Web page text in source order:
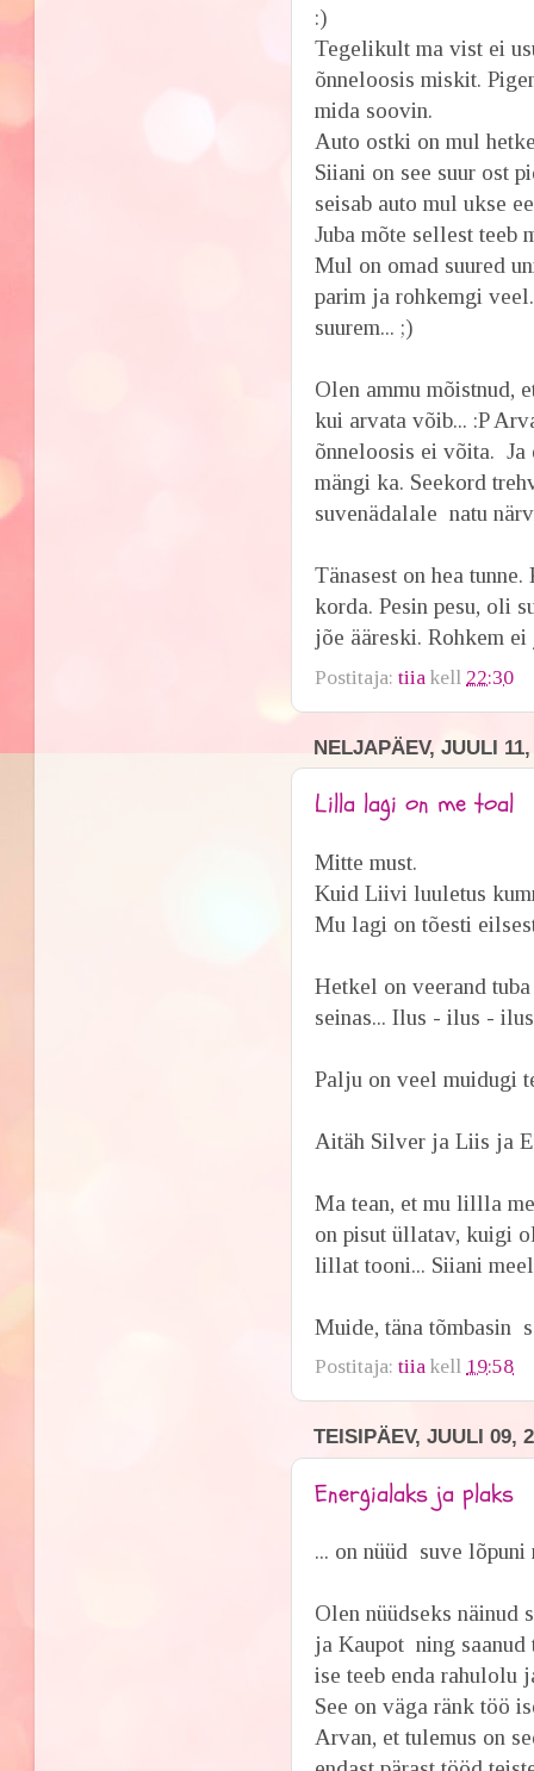
:)
Tegelikult ma vist ei
õnneloosis miskit.
mida soovin.
Auto ostki on mul
Siiani on see suur ost
seisab auto mul ukse
Juba mõte sellest
Mul on omad suured
parim ja rohkemgi
suurem... ;)
Olen ammu mõistnud,
kui arvata võib... :P
õnneloosis ei võita. Ja
mängi ka. Seekord
suvenädalale natu
Tänasest on hea
korda. Pesin pesu, oli
jõe ääreski. Rohkem
Postitaja:tiia kell 22:30
NELJAPÄEV, JUULI
Lilla lagi on me toal
Mitte must.
Kuid Liivi luuletus
Mu lagi on tõesti
Hetkel on veerand
seinas... Ilus - ilus -
Palju on veel muidugi
Aitäh Silver ja Liis ja
Ma tean, et mu lillla
on pisut üllatav, kuigi
lillat tooni... Siiani
Muide, täna tõmbasin
Postitaja:tiia kell 19:58
TEISIPÄEV, JUULI 09,
Energialaks ja plaks
... on nüüd suve
Olen nüüdseks
ja Kaupot ning saanud
ise teeb enda rahulolu
See on väga ränk töö
Arvan, et tulemus on